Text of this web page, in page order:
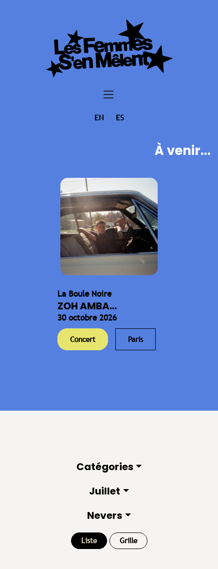
EN ES
À venir...
La Boule Noire
ZOH AMBA...
30 octobre 2026
Concert Paris
Catégories
Juillet
Nevers
Liste Grille